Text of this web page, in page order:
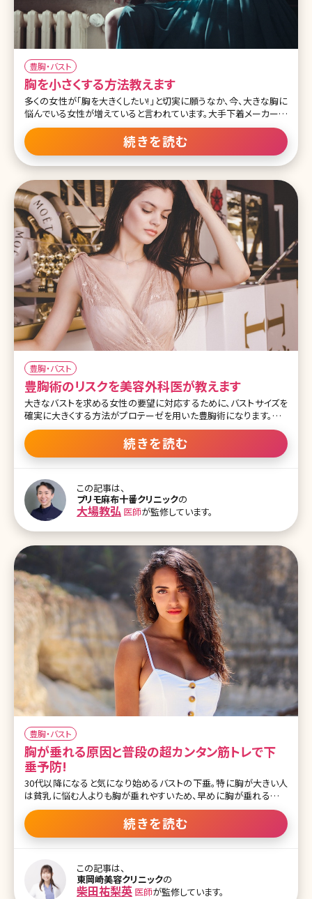
豊胸・バスト
胸を小さくする方法教えます
多くの女性が「胸を大きくしたい!」と切実に願うなか、今、大きな胸に
悩んでいる女性が増えていると言われています。大手下着メーカーが
販売している、胸を小さく見せるブラジャーも売り切れる店舗が出る
ほどの大人気。でも下着で胸を小さく見せるのには限界もあります
よね。では、ここで胸を小さくする方法にはどんなものがあるか詳しく
説明していきます。 目次 1.胸を小さくする方法ってあるの? 1-1.胸が
胸を小さくするためにできること 2.胸を小さくする手術とは 2-1.胸を
小さくする手術の種類 2-2.胸を小さくする手術の費用は? 3.胸を小さ
くする方法ってあるの?まとめ 胸を小さくする方法ってあるの? 上半
身は華奢で下半身が太めの体型の人が多い日本人女性。それだけ
に胸が大きいというと「
続きを読む
豊胸・バスト
豊胸術のリスクを美容外科医が教えます
大きなバストを求める女性の要望に対応するために、バストサイズを
確実に大きくする方法がプロテーゼを用いた豊胸術になります。ここ
ではプロテーゼを用いた豊胸手術を中心に解剖から、リスク、ダウン
タイムまで分かりやすく解説します。 豊胸術・プロテーゼ挿入位置は
こうして決める ご自分のバストがどのようになっているか、想像した
乳腺組織、皮膚および皮下脂肪から構成されています。 体質や体格、
希望する豊胸手術によって、どこに何を入れるかが異なり、当然なが
らダウンタイムなどにも影響してきます。プロテーゼの場合ですと、代
表的な挿入位置は乳腺の下層、大胸筋表面にある筋膜の下層、大胸
筋の下層の3種類です。 この3種類の中で感染、拘縮といったリスクが
続きを読む
この記事は、
プリモ麻布十番クリニックの
大場教弘 医師が監修しています。
豊胸・バスト
胸が垂れる原因と普段の超カンタン筋トレで下
垂予防!
30代以降になると気になり始めるバストの下垂。特に胸が大きい人
は貧乳に悩む人よりも胸が垂れやすいため、早めに胸が垂れるのを
防ぐケアを始める必要があると言われています。ここでバストがなぜ
垂れてくるのか、その原因とバストの下垂を防ぐ方法について、簡単
な筋トレからクリニックでの治療まで考えてみましょう。 【監修医師か
脂肪注入やシリコンバッグ豊胸などが有効です。特にデコルテ上部に
ハリを出すことで、リフトアップ効果が得られ、若々しいバストラインが
叶います。 目次 1.胸が垂れる原因を知ろう 1-1.加齢による胸の下垂
続きを読む
この記事は、
東岡崎美容クリニックの
柴田祐梨英 医師が監修しています。